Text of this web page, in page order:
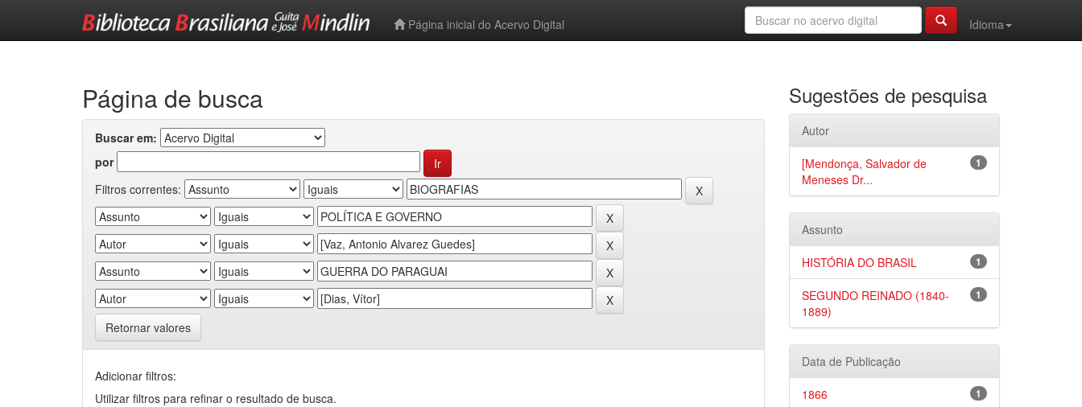
Página inicial do Acervo Digital
Idioma
Página de busca
Buscar em:
por
Filtros correntes:
Retornar valores
Adicionar filtros:
Utilizar filtros para refinar o resultado de busca.
Sugestões de pesquisa
Autor
1
[Mendonça, Salvador de
Meneses Dr...
Assunto
1
HISTÓRIA DO BRASIL
1
SEGUNDO REINADO (1840-
1889)
Data de Publicação
1
1866